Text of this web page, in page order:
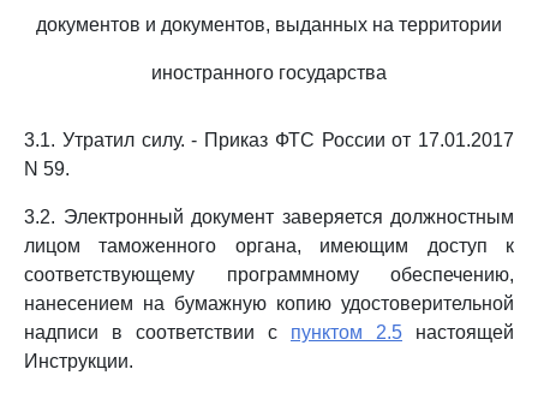
документов и документов, выданных на территории
иностранного государства
3.1. Утратил силу. - Приказ ФТС России от 17.01.2017
N 59.
3.2. Электронный документ заверяется должностным
лицом таможенного органа, имеющим доступ к
соответствующему программному обеспечению,
нанесением на бумажную копию удостоверительной
надписи в соответствии с пунктом 2.5 настоящей
Инструкции.